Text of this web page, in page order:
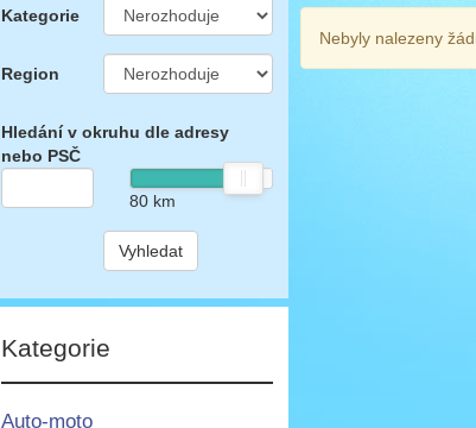
Kategorie
Region
Hledání v okruhu dle adresy
nebo PSČ
80km
Vyhledat
Kategorie
Auto-moto
Nebyly nalezeny